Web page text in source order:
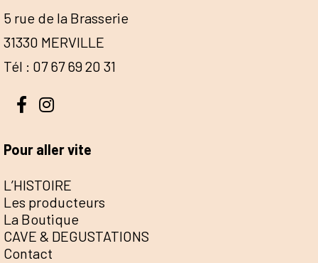
5 rue de la Brasserie
31330 MERVILLE
Tél : 07 67 69 20 31
Pour aller vite
L’HISTOIRE
Les producteurs
La Boutique
CAVE & DEGUSTATIONS
Contact